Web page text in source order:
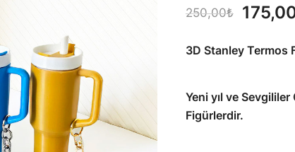
puanına
üzerinden
250,00₺
3D Stanley Termos
Yeni yıl ve
Figürlerdir.